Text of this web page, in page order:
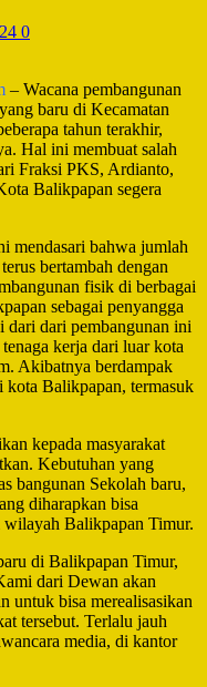
0
– Wacana pembangunan
baru di Kecamatan
tahun terakhir,
Hal ini membuat salah
Fraksi PKS, Ardianto,
Balikpapan segera
mendasari bahwa jumlah
bertambah dengan
fisik di berbagai
sebagai penyangga
dari pembangunan ini
kerja dari luar kota
Akibatnya berdampak
kota Balikpapan, termasuk
kepada masyarakat
Kebutuhan yang
bangunan Sekolah baru,
diharapkan bisa
wilayah Balikpapan Timur.
di Balikpapan Timur,
dari Dewan akan
untuk bisa merealisasikan
tersebut. Terlalu jauh
media, di kantor